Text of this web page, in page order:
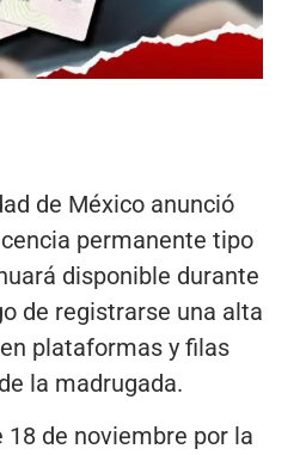
de México anunció
permanente tipo
disponible durante
de registrarse una alta
plataformas y filas
la madrugada.
18 de noviembre por la